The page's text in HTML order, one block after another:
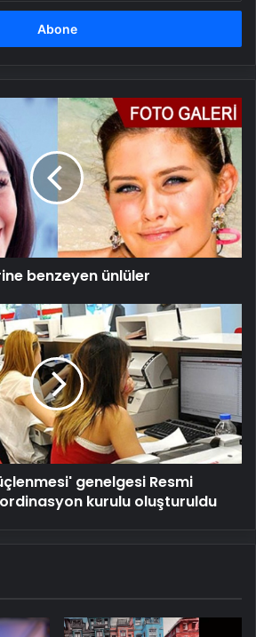
benzeyen ünlüler
genelgesi Resmi
kurulu oluşturuldu